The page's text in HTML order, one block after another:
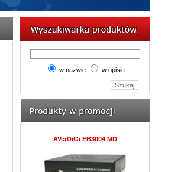
w nazwie w opisie
AVerDiGi EB5416DVD Pro
Cena:8 610,00 pln (9 212,70 pln)
zobacz szczegóły
JVC TK-C921BEG